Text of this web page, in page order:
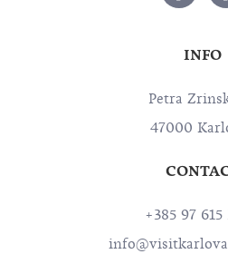
INFO
Petra
47000
+385 97